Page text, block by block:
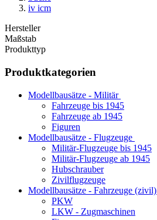
iv icm
Hersteller
Maßstab
Produkttyp
Produktkategorien
Modellbausätze - Militär
Fahrzeuge bis 1945
Fahrzeuge ab 1945
Figuren
Modellbausätze - Flugzeuge
Militär-Flugzeuge bis 1945
Militär-Flugzeuge ab 1945
Hubschrauber
Zivilflugzeuge
Modellbausätze - Fahrzeuge (zivil)
PKW
LKW - Zugmaschinen